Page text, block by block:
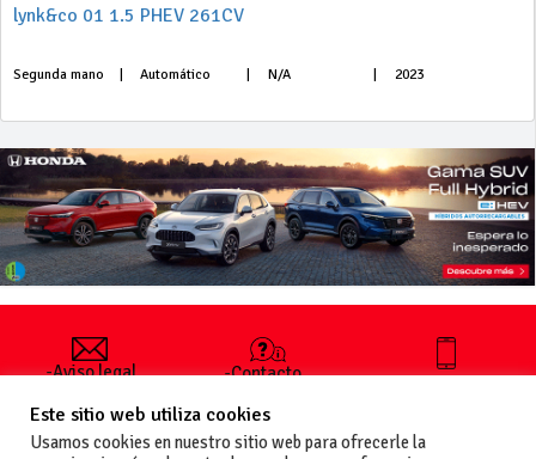
lynk&co 01 1.5 PHEV 261CV
Segunda mano Automático N/A 2023
-Aviso legal
generales
de uso
-Contacto
publicar un
anuncio
+34 627 35
Este sitio web utiliza cookies
Usamos cookies en nuestro sitio web para ofrecerle la